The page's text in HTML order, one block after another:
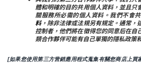
體和明確的目的共用個人資料，並且只
關服務所必需的個人資料。我們不會
料，除非法律或法規另有規定。通常，
控制者，他們將在徵得您的同意后在自
類合作夥伴可能有自己單獨的隱私政策
[如果您使用第三方营銷應用程式蒐集有關您商店上買